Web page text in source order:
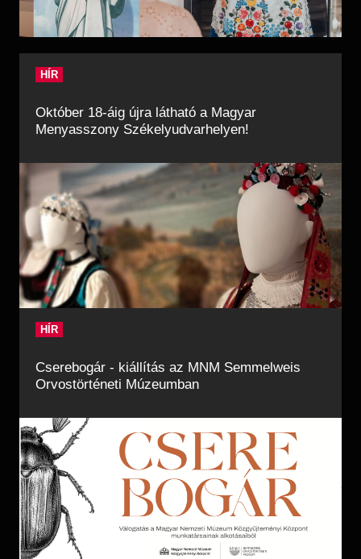
HÍR
Október 18-áig újra látható a Magyar
Menyasszony Székelyudvarhelyen!
HÍR
Cserebogár - kiállítás az MNM Semmelweis
Orvostörténeti Múzeumban